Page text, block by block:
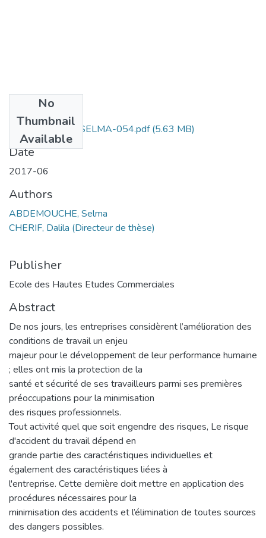
No
Thumbnail
Available
ABDEMOUCHE SELMA-054.pdf(5.63 MB)
Date
2017-06
Authors
ABDEMOUCHE, Selma
CHERIF, Dalila (Directeur de thèse)
Publisher
Ecole des Hautes Etudes Commerciales
Abstract
De nos jours, les entreprises considèrent l’amélioration des
conditions de travail un enjeu
majeur pour le développement de leur performance humaine
; elles ont mis la protection de la
santé et sécurité de ses travailleurs parmi ses premières
préoccupations pour la minimisation
des risques professionnels.
Tout activité quel que soit engendre des risques, Le risque
d'accident du travail dépend en
grande partie des caractéristiques individuelles et
également des caractéristiques liées à
l'entreprise. Cette dernière doit mettre en application des
procédures nécessaires pour la
minimisation des accidents et l’élimination de toutes sources
des dangers possibles.